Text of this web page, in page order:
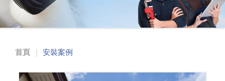
首頁 安裝案例